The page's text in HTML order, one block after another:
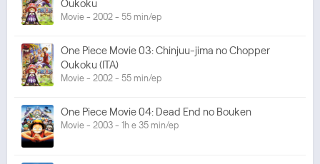
Oukoku
Movie - 2002 - 55 min/ep
One Piece Movie 03: Chinjuu-jima no Chopper
Oukoku (ITA)
Movie - 2002 - 55 min/ep
One Piece Movie 04: Dead End no Bouken
Movie - 2003 - 1h e 35 min/ep